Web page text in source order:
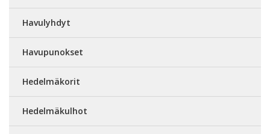
Havulyhdyt
Havupunokset
Hedelmäkorit
Hedelmäkulhot